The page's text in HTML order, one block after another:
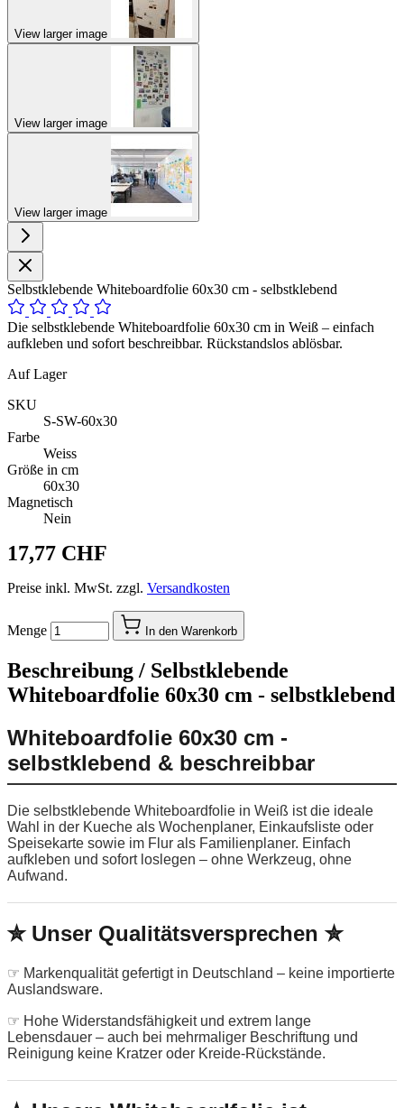
View larger image
View larger image
View larger image
Selbstklebende Whiteboardfolie 60x30 cm - selbstklebend
Die selbstklebende Whiteboardfolie 60x30 cm in Weiß – einfach
aufkleben und sofort beschreibbar. Rückstandslos ablösbar.
Auf Lager
SKU
S-SW-60x30
Farbe
Weiss
Größe in cm
60x30
Magnetisch
Nein
17,77 CHF
Preise inkl. MwSt. zzgl. Versandkosten
Menge In den Warenkorb
Beschreibung / Selbstklebende
Whiteboardfolie 60x30 cm - selbstklebend
Whiteboardfolie 60x30 cm -
selbstklebend & beschreibbar
Die selbstklebende Whiteboardfolie in Weiß ist die ideale
Wahl in der Kueche als Wochenplaner, Einkaufsliste oder
Speisekarte sowie im Flur als Familienplaner. Einfach
aufkleben und sofort loslegen – ohne Werkzeug, ohne
Aufwand.
✮ Unser Qualitätsversprechen ✮
☞ Markenqualität gefertigt in Deutschland – keine importierte
Auslandsware.
☞ Hohe Widerstandsfähigkeit und extrem lange
Lebensdauer – auch bei mehrmaliger Beschriftung und
Reinigung keine Kratzer oder Kreide-Rückstände.